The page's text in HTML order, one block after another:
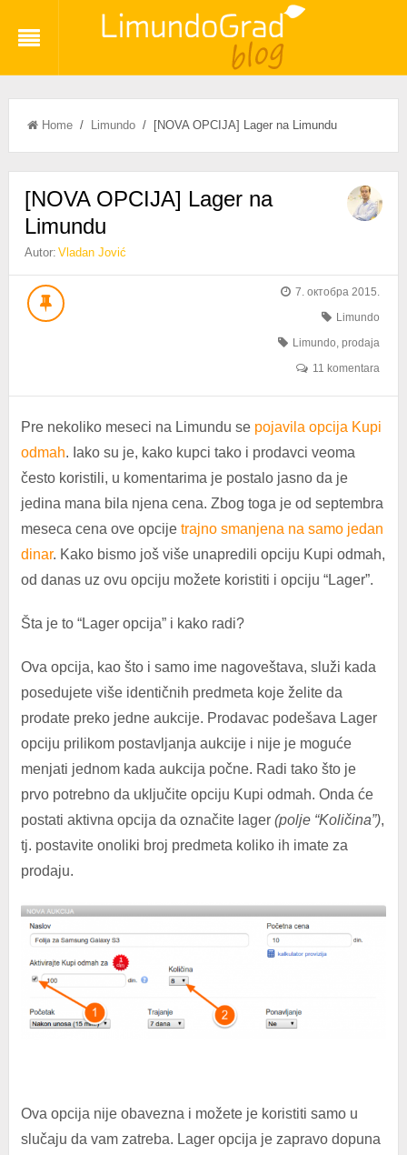
Home/ Limundo/ [NOVA OPCIJA] Lager na Limundu
[NOVA OPCIJA] Lager na
Limundu
Autor: Vladan Jović
7. октобра 2015.
Limundo
Limundo,prodaja
11 komentara
Pre nekoliko meseci na Limundu se pojavila opcija Kupi
odmah. Iako su je, kako kupci tako i prodavci veoma
često koristili, u komentarima je postalo jasno da je
jedina mana bila njena cena. Zbog toga je od septembra
meseca cena ove opcije trajno smanjena na samo jedan
dinar. Kako bismo još više unapredili opciju Kupi odmah,
od danas uz ovu opciju možete koristiti i opciju “Lager”.
Šta je to “Lager opcija” i kako radi?
Ova opcija, kao što i samo ime nagoveštava, služi kada
posedujete više identičnih predmeta koje želite da
prodate preko jedne aukcije. Prodavac podešava Lager
opciju prilikom postavljanja aukcije i nije je moguće
menjati jednom kada aukcija počne. Radi tako što je
prvo potrebno da uključite opciju Kupi odmah. Onda će
postati aktivna opcija da označite lager(polje “Količina”),
tj. postavite onoliki broj predmeta koliko ih imate za
prodaju.
Ova opcija nije obavezna i možete je koristiti samo u
slučaju da vam zatreba. Lager opcija je zapravo dopuna